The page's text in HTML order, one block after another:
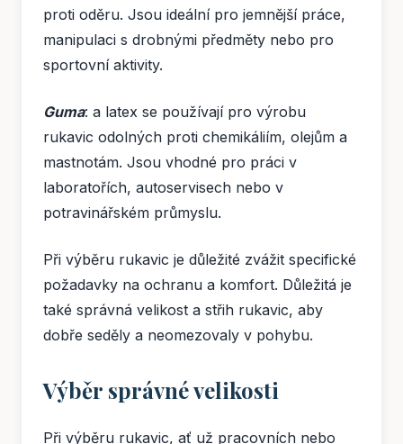
proti oděru. Jsou ideální pro jemnější práce,
manipulaci s drobnými předměty nebo pro
sportovní aktivity.
Guma: a latex se používají pro výrobu
rukavic odolných proti chemikáliím, olejům a
mastnotám. Jsou vhodné pro práci v
laboratořích, autoservisech nebo v
potravinářském průmyslu.
Při výběru rukavic je důležité zvážit specifické
požadavky na ochranu a komfort. Důležitá je
také správná velikost a střih rukavic, aby
dobře seděly a neomezovaly v pohybu.
Výběr správné velikosti
Při výběru rukavic, ať už pracovních nebo